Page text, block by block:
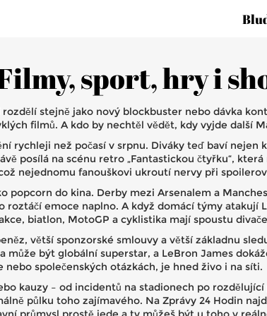
sport, hry i
stejně jako nový blockbuster nebo dávka
filmů. A kdo by nechtěl vědět, kdy vyjde další
rychleji než počasí v srpnu. Diváky teď baví
posílá na scénu retro „Fantastickou čtyřku“,
nejednomu fanouškovi ukroutí nervy při
popcorn do kina. Derby mezi Arsenalem a
roztáčí emoce naplno. A když domácí týmy
biatlon, MotoGP a cyklistika mají spoustu
větší sponzorské smlouvy a větší základnu
může být globální superstar, a LeBron James
společenských otázkách, je hned živo i na síti.
kauzy – od incidentů na stadionech po
půlku toho zajímavého. Na Zprávy 24 Hodin